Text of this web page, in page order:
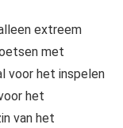
extreem
met
voor het inspelen
het
van het